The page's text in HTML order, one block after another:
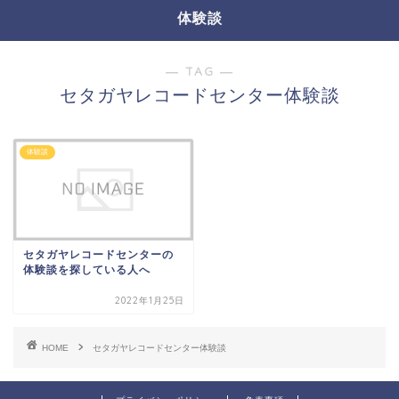
体験談
― TAG ―
セタガヤレコードセンター体験談
体験談
セタガヤレコードセンターの
体験談を探している人へ
2022年1月25日
HOME セタガヤレコードセンター体験談